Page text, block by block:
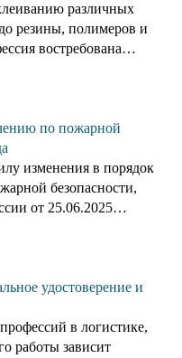
различных
резины, полимеров и
востребована…
по пожарной
изменения в порядок
безопасности,
от 25.06.2025…
удостоверение и
в логистике,
работы зависит